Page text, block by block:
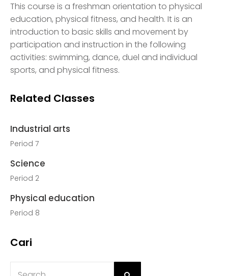
This course is a freshman orientation to physical
education, physical fitness, and health. It is an
introduction to basic skills and movement by
participation and instruction in the following
activities: swimming, dance, duel and individual
sports, and physical fitness.
Related Classes
Industrial arts
Period 7
Science
Period 2
Physical education
Period 8
Cari